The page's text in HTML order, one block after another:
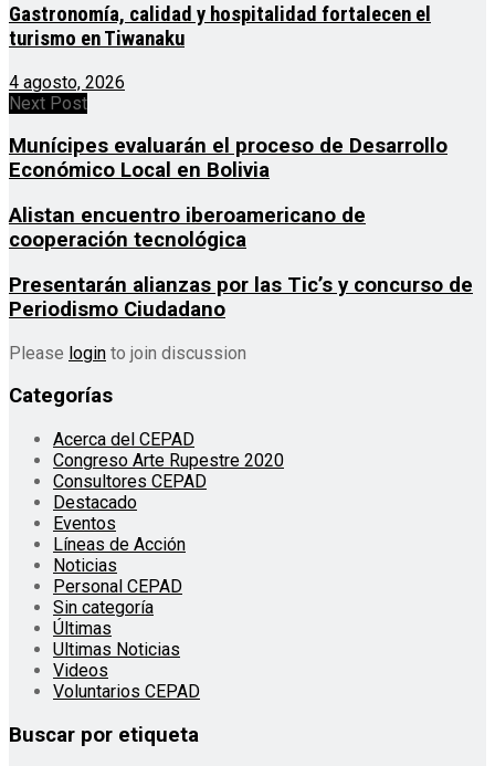
Gastronomía, calidad y hospitalidad fortalecen el
turismo en Tiwanaku
4 agosto, 2026
Next Post
Munícipes evaluarán el proceso de Desarrollo
Económico Local en Bolivia
Alistan encuentro iberoamericano de
cooperación tecnológica
Presentarán alianzas por las Tic’s y concurso de
Periodismo Ciudadano
Please login to join discussion
Categorías
Acerca del CEPAD
Congreso Arte Rupestre 2020
Consultores CEPAD
Destacado
Eventos
Líneas de Acción
Noticias
Personal CEPAD
Sin categoría
Últimas
Ultimas Noticias
Videos
Voluntarios CEPAD
Buscar por etiqueta